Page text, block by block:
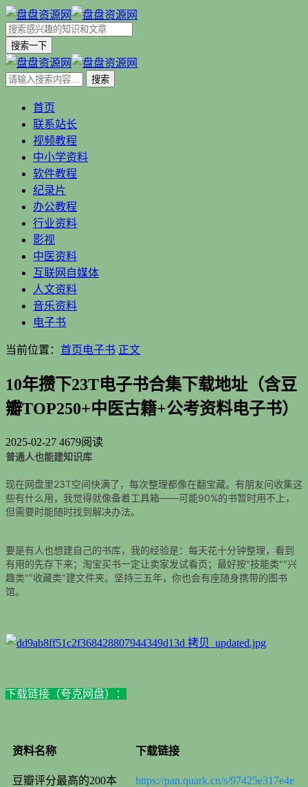
搜索一下
首页
联系站长
视频教程
中小学资料
软件教程
纪录片
办公教程
行业资料
影视
中医资料
互联网自媒体
人文资料
音乐资料
电子书
当前位置： 首页 电子书 正文
10年攒下23T电子书合集下载地址（含豆
瓣TOP250+中医古籍+公考资料电子书）
2025-02-27 4679阅读
普通人也能建知识库
现在网盘里23T空间快满了，每次整理都像在翻宝藏。有朋友问收集这
些有什么用，我觉得就像备着工具箱——可能90%的书暂时用不上，
但需要时能随时找到解决办法。
要是有人也想建自己的书库，我的经验是：每天花十分钟整理，看到
有用的先存下来；淘宝买书一定让卖家发试看页；最好按"技能类""兴
趣类""收藏类"建文件夹。坚持三五年，你也会有座随身携带的图书
馆。
下载链接（夸克网盘）：
资料名称 下载链接
豆瓣评分最高的200本
https://pan.quark.cn/s/97425e317e4e